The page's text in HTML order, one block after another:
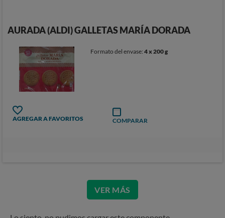
AURADA (ALDI) GALLETAS MARÍA DORADA
Formato del envase:4 x 200 g
AGREGAR A FAVORITOS COMPARAR
VER MÁS